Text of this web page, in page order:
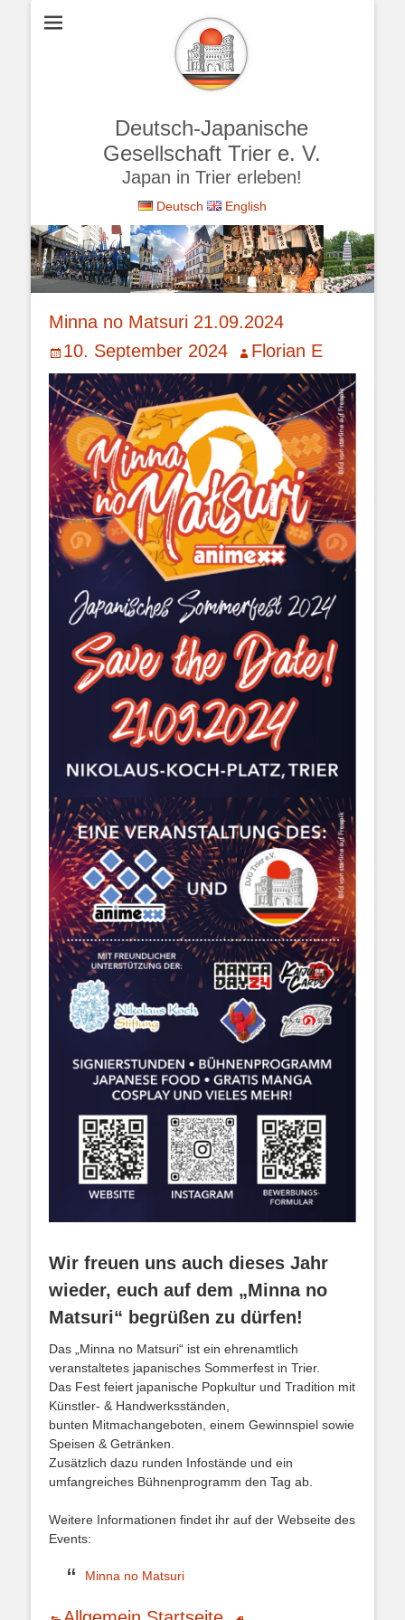
Deutsch-Japanische
Gesellschaft Trier e. V.
Japan in Trier erleben!
Deutsch English
Minna no Matsuri 21.09.2024
Veröffentlicht
am
10. September 2024 Autor
Florian E
Wir freuen uns auch dieses Jahr
wieder, euch auf dem „Minna no
Matsuri“ begrüßen zu dürfen!
Das „Minna no Matsuri“ ist ein ehrenamtlich
veranstaltetes japanisches Sommerfest in Trier.
Das Fest feiert japanische Popkultur und Tradition mit
Künstler- & Handwerksständen,
bunten Mitmachangeboten, einem Gewinnspiel sowie
Speisen & Getränken.
Zusätzlich dazu runden Infostände und ein
umfangreiches Bühnenprogramm den Tag ab.
Weitere Informationen findet ihr auf der Webseite des
Events:
Minna no Matsuri